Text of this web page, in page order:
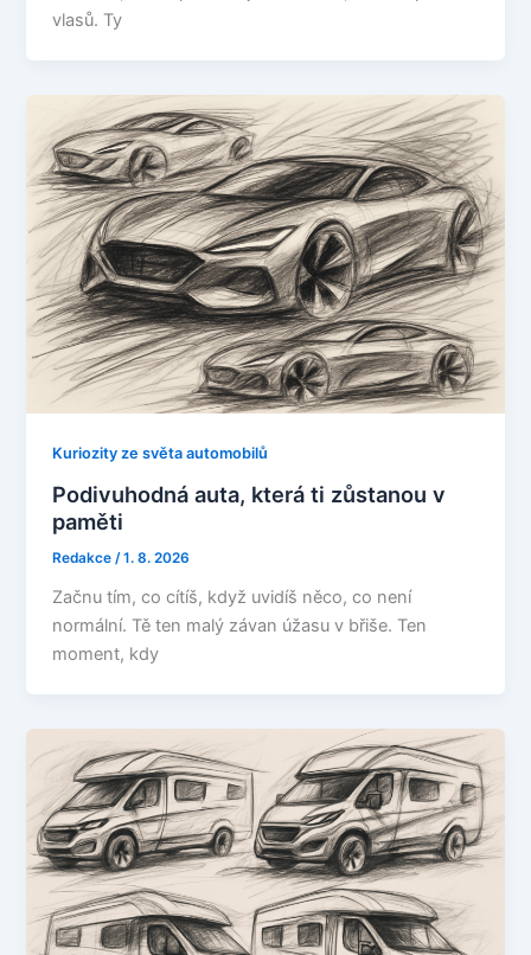
vlasů. Ty
Kuriozity ze světa automobilů
Podivuhodná auta, která ti zůstanou v
paměti
Redakce/1. 8. 2026
Začnu tím, co cítíš, když uvidíš něco, co není
normální. Tě ten malý závan úžasu v břiše. Ten
moment, kdy